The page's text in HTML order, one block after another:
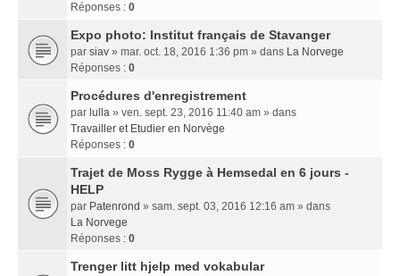
Réponses : 0
Expo photo: Institut français de Stavanger
par siav » mar. oct. 18, 2016 1:36 pm » dans La Norvege
Réponses : 0
Procédures d'enregistrement
par lulla » ven. sept. 23, 2016 11:40 am » dans
Travailler et Etudier en Norvège
Réponses : 0
Trajet de Moss Rygge à Hemsedal en 6 jours -
HELP
par Patenrond » sam. sept. 03, 2016 12:16 am » dans
La Norvege
Réponses : 0
Trenger litt hjelp med vokabular